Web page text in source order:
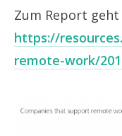
Zum Report geht
https://
remote-work/